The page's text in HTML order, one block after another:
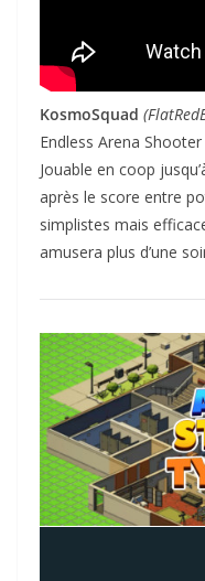
KosmoSquad
Endless Arena
Jouable en coop
après le score entre
simplistes mais
amusera plus d’une